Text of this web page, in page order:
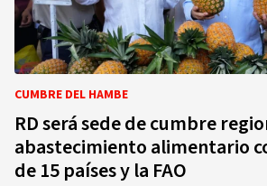
CUMBRE DEL HAMBE
RD será sede de cumbre
abastecimiento alimentario
de 15 países y la FAO